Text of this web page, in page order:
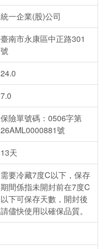
統一企業(股)公司
臺南市永康區中正路301
號
24.0
7.0
保險單號碼：0506字第
26AML0000881號
13天
需要冷藏7度C以下，保存
期間係指未開封前在7度C
以下可保存天數，開封後
請儘快使用以確保品質。